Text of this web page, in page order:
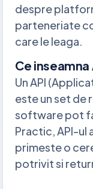
despre
parteneriate
care le leaga.
Ce
Un API
este un set de
software pot
Practic, API-ul
primeste o
potrivit si